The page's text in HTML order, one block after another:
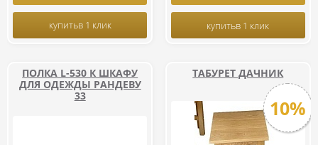
купитьв 1 клик купитьв 1 клик
ПОЛКА L-530 К ШКАФУ
ДЛЯ ОДЕЖДЫ РАНДЕВУ
33
ТАБУРЕТ ДАЧНИК
10%